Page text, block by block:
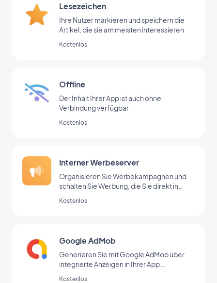
Lesezeichen
Ihre Nutzer markieren und speichern die
Artikel, die sie am meisten interessieren
Kostenlos
Offline
Der Inhalt Ihrer App ist auch ohne
Verbindung verfügbar
Kostenlos
Interner Werbeserver
Organisieren Sie Werbekampagnen und
schalten Sie Werbung, die Sie direkt in
Kostenlos
Google AdMob
Generieren Sie mit Google AdMob über
integrierte Anzeigen in Ihrer App
Kostenlos